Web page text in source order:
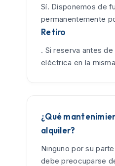
Sí. Disponemos de
permanentemente
Retiro
. Si reserva antes
eléctrica en la
¿Qué
alquiler?
Ninguno por su
debe preocuparse